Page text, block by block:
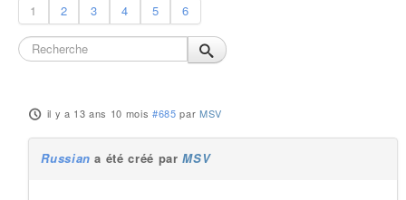
1 2 3 4 5 6
il y a 13 ans 10 mois #685 par MSV
Russian a été créé parMSV